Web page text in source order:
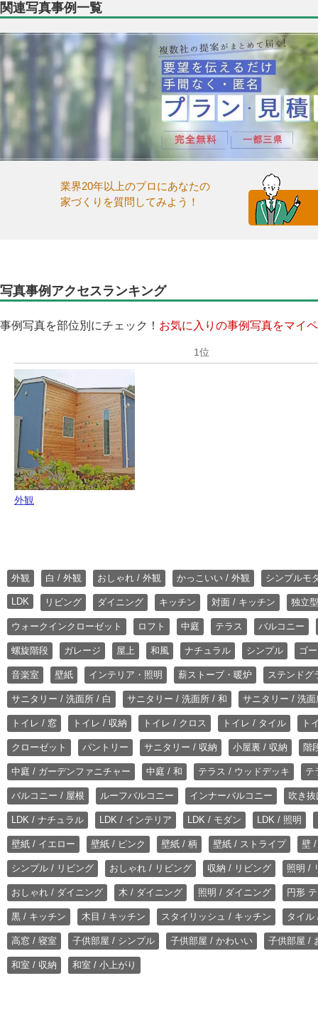
関連写真事例一覧
業界20年以上のプロにあなたの
家づくりを質問してみよう！
写真事例アクセスランキング
事例写真を部位別にチェック！ お気に入りの事例写真をマイ
外観
外観 白 / 外観 おしゃれ / 外観 かっこいい / 外観 シンプルモ
LDK リビング ダイニング キッチン 対面 / キッチン 独立
ウォークインクローゼット ロフト 中庭 テラス バルコニー
螺旋階段 ガレージ 屋上 和風 ナチュラル シンプル ゴ
音楽室 壁紙 インテリア・照明 薪ストーブ・暖炉 ステンドグ
サニタリー / 洗面所 / 白 サニタリー / 洗面所 / 和 サニタリー / 洗
トイレ / 窓 トイレ / 収納 トイレ / クロス トイレ / タイル ト
クローゼット パントリー サニタリー / 収納 小屋裏 / 収納 階
中庭 / ガーデンファニチャー 中庭 / 和 テラス / ウッドデッキ テ
バルコニー / 屋根 ルーフバルコニー インナーバルコニー 吹き
LDK / ナチュラル LDK / インテリア LDK / モダン LDK / 照明
壁紙 / イエロー 壁紙 / ピンク 壁紙 / 柄 壁紙 / ストライプ 壁
シンプル / リビング おしゃれ / リビング 収納 / リビング 照明 /
おしゃれ / ダイニング 木 / ダイニング 照明 / ダイニング 円形
黒 / キッチン 木目 / キッチン スタイリッシュ / キッチン タイル
高窓 / 寝室 子供部屋 / シンプル 子供部屋 / かわいい 子供部屋 /
和室 / 収納 和室 / 小上がり